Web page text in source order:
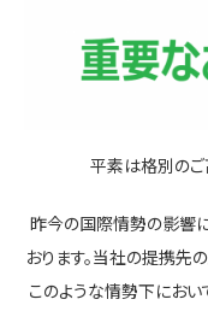
平素は格別のご
昨今の国際情勢の影響
おります。当社の提携先
このような情勢下にお